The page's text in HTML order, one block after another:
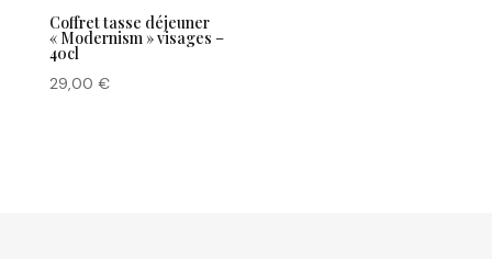
Coffret tasse déjeuner
« Modernism » visages –
40cl
29,00 €